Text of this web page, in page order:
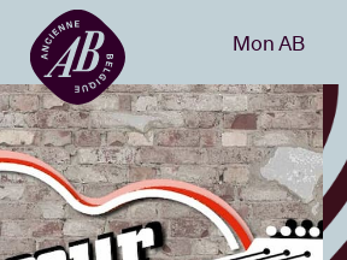
FRMon AB